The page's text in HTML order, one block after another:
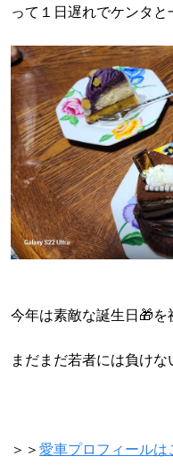
って１日遅れでケンタ
今年は素敵な誕生日🎁
まだまだ若者には負け
＞＞ 愛車プロフィールは